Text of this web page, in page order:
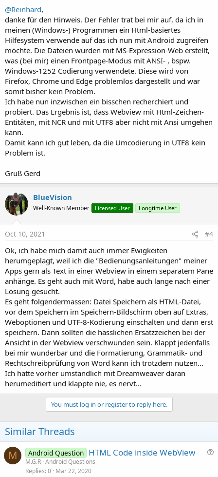
@Reinhard,
danke für den Hinweis. Der Fehler trat bei mir auf, da ich in
meinen (Windows-) Programmen ein Html-basiertes
Hilfesystem verwende auf das ich nun mit Android zugreifen
möchte. Die Dateien wurden mit MS-Expression-Web erstellt,
was (bei mir) einen Frontpage-Modus mit ANSI- , bspw.
Windows-1252 Codierung verwendete. Diese wird von
Firefox, Chrome und Edge problemlos dargestellt und war
somit bisher kein Problem.
Ich habe nun inzwischen ein bisschen recherchiert und
probiert. Das Ergebnis ist, dass Webview mit Html-Zeichen-
Entitäten, mit NCR und mit UTF8 aber nicht mit Ansi umgehen
kann.
Damit kann ich gut leben, da die Umcodierung in UTF8 kein
Problem ist.
Gruß Gerd
BlueVision
Well-Known Member Licensed User Longtime User
Oct 10, 2021 #4
Ok, ich habe mich damit auch immer Ewigkeiten
herumgeplagt, weil ich die "Bedienungsanleitungen" meiner
Apps gern als Text in einer Webview in einem separatem Pane
anhänge. Es geht auch mit Word, habe auch lange nach einer
Lösung gesucht.
Es geht folgendermassen: Datei Speichern als HTML-Datei,
vor dem Speichern im Speichern-Bildschirm oben auf Extras,
Weboptionen und UTF-8-Kodierung einschalten und dann erst
speichern. Dann sollten die hässlichen Ersatzzeichen bei der
Ansicht in der Webview verschwunden sein. Klappt jedenfalls
bei mir wunderbar und die Formatierung, Grammatik- und
Rechtschreibprüfung von Word kann ich trotzdem nutzen...
Ich hatte vorher umständlich mit Dreamweaver daran
herumeditiert und klappte nie, es nervt...
You must log in or register to reply here.
Similar Threads
M Android Question HTML Code inside WebView
M.G.R Android Questions
Replies 0 Mar 22, 2020